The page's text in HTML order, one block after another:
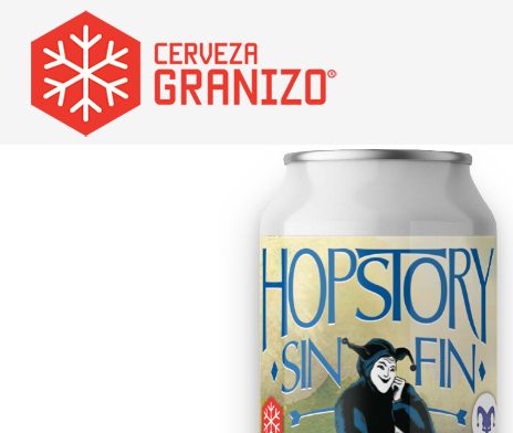
Inicio Cervezas Hopstory